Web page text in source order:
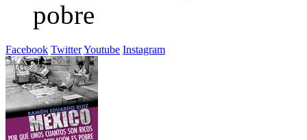
pobre
Facebook TwitterYoutube Instagram